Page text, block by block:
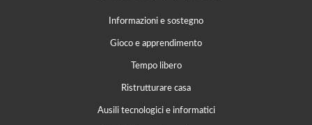
Informazioni e sostegno
Gioco e apprendimento
Tempo libero
Ristrutturare casa
Ausili tecnologici e informatici